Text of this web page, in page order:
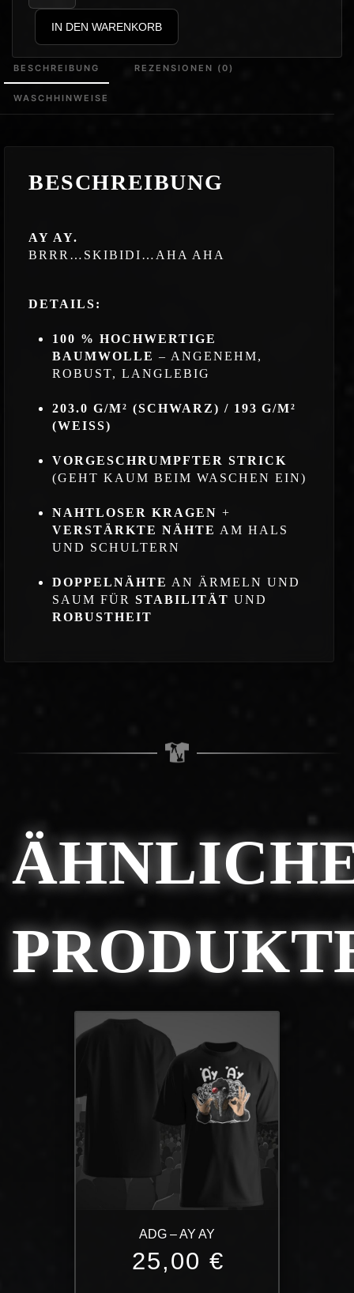
–
Ay
Menge
IN DEN WARENKORB
BESCHREIBUNG REZENSIONEN (0)
WASCHHINWEISE
BESCHREIBUNG
AY AY.
BRRR…SKIBIDI…AHA AHA
DETAILS:
100 % HOCHWERTIGE
BAUMWOLLE – ANGENEHM,
ROBUST, LANGLEBIG
203.0 G/M² (SCHWARZ) / 193 G/M²
(WEISS)
VORGESCHRUMPFTER STRICK
(GEHT KAUM BEIM WASCHEN EIN)
NAHTLOSER KRAGEN +
VERSTÄRKTE NÄHTE AM HALS
UND SCHULTERN
DOPPELNÄHTE AN ÄRMELN UND
SAUM FÜR STABILITÄT UND
ROBUSTHEIT
ADG – AY AY
25,00 €